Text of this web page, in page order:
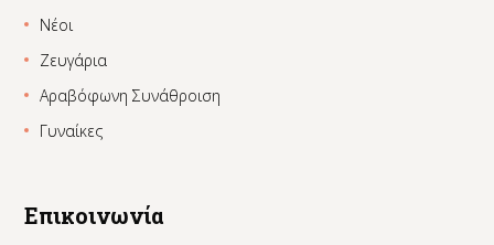
Νέοι
Ζευγάρια
Αραβόφωνη Συνάθροιση
Γυναίκες
Επικοινωνία